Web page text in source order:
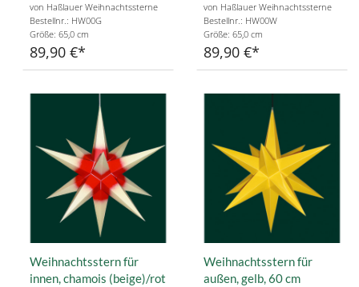
von Haßlauer Weihnachtssterne
Bestellnr.: HW00G
Größe: 65,0 cm
89,90 €
von Haßlauer Weihnachtssterne
Bestellnr.: HW00W
Größe: 65,0 cm
89,90 €
Weihnachtsstern für
innen, chamois (beige)/rot
Weihnachtsstern für
außen, gelb, 60 cm